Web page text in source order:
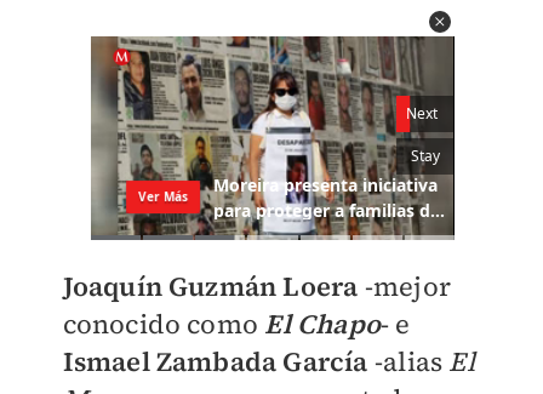
Joaquín Guzmán Loera -mejor
conocido como El Chapo- e
Ismael Zambada García -alias El